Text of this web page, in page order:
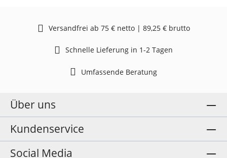
Versandfrei ab 75 € netto | 89,25 € brutto
Schnelle Lieferung in 1-2 Tagen
Umfassende Beratung
Über uns
Kundenservice
Social Media